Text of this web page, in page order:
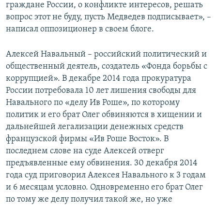
граждане России, о конфликте интересов, решать
вопрос этот не буду, пусть Медведев подписывает», –
написал оппозиционер в своем блоге.
Алексей Навальный – российский политический и
общественный деятель, создатель «Фонда борьбы с
коррупцией». В декабре 2014 года прокуратура
России потребовала 10 лет лишения свободы для
Навального по «делу Ив Роше», по которому
политик и его брат Олег обвиняются в хищении и
дальнейшей легализации денежных средств
французской фирмы «Ив Роше Восток». В
последнем слове на суде Алексей отверг
предъявленные ему обвинения. 30 декабря 2014
года суд приговорил Алексея Навального к 3 годам
и 6 месяцам условно. Одновременно его брат Олег
по тому же делу получил такой же, но уже